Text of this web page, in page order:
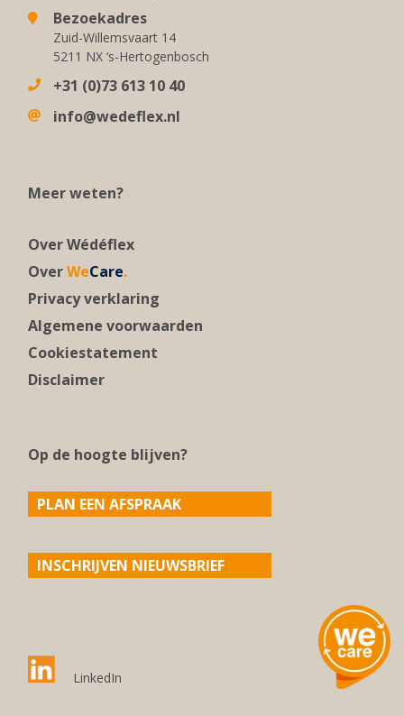
Bezoekadres
Zuid-Willemsvaart 14
5211 NX ‘s-Hertogenbosch
+31 (0)73 613 10 40
info@wedeflex.nl
Meer weten?
Over Wédéflex
OverWeCare.
Privacy verklaring
Algemene voorwaarden
Cookiestatement
Disclaimer
Op de hoogte blijven?
PLAN EEN AFSPRAAK
INSCHRIJVEN NIEUWSBRIEF
LinkedIn